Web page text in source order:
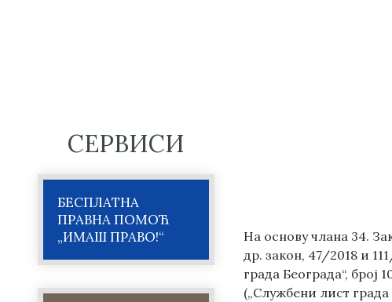
СЕРВИСИ
БЕСПЛАТНА
ПРАВНА ПОМОЋ
„ИМАШ ПРАВО!“
На основу члана 34.
др. закон, 47/2018 и
града Београда“, број
(„Службени лист